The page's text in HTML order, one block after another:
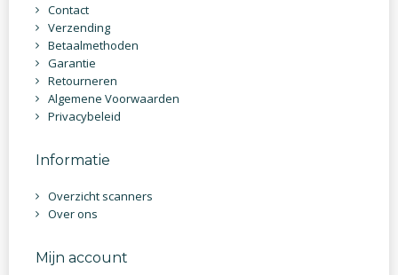
Contact
Verzending
Betaalmethoden
Garantie
Retourneren
Algemene Voorwaarden
Privacybeleid
Informatie
Overzicht scanners
Over ons
Mijn account